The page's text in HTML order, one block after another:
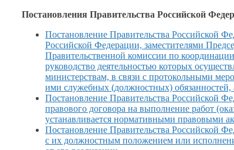
Постановления Правительства Российской
Постановление Правительства Российской
Российской Федерации, заместителями
Правительственной комиссии по
руководство деятельностью которых
министерствам, в связи с протокольными
ими служебных (должностных) обязанностей,
Постановление Правительства Российской
правового договора на выполнение работ
устанавливается нормативными правовыми
Постановление Правительства Российской
с их должностным положением или